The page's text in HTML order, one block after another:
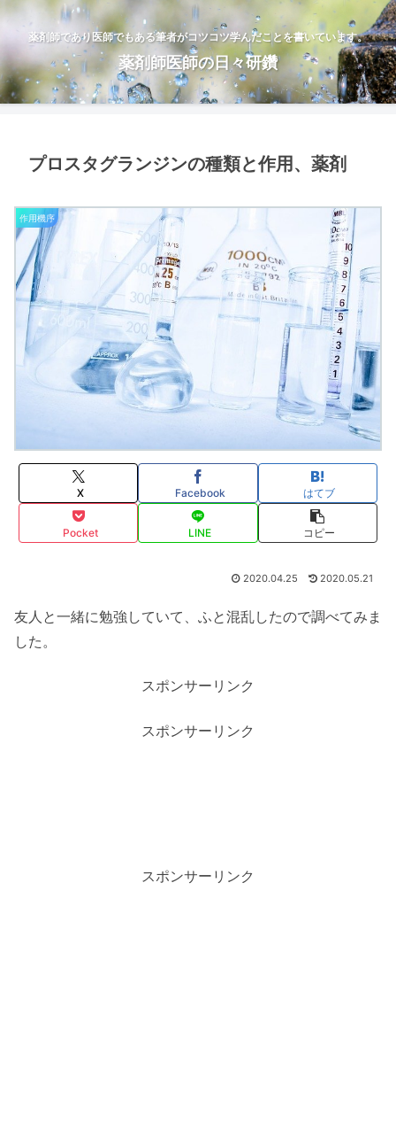
薬剤師であり医師でもある筆者がコツコツ学んだことを書いています。
薬剤師医師の日々研鑽
プロスタグランジンの種類と作用、薬剤
作用機序
X Facebook はてブ
Pocket LINE コピー
2020.04.25 2020.05.21
友人と一緒に勉強していて、ふと混乱したので調べてみま
した。
スポンサーリンク
スポンサーリンク
スポンサーリンク